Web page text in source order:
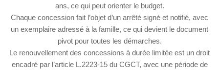
ans, ce qui peut orienter le budget.
Chaque concession fait l’objet d’un arrêté signé et notifié, avec
un exemplaire adressé à la famille, ce qui devient le document
pivot pour toutes les démarches.
Le renouvellement des concessions à durée limitée est un droit
encadré par l’article L.2223-15 du CGCT, avec une période de